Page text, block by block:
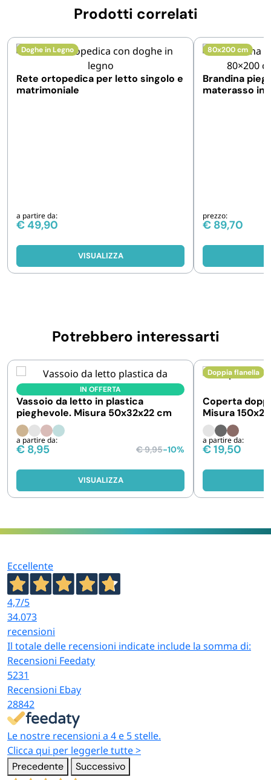
Prodotti correlati
Doghe in Legno
Rete ortopedica per letto singolo e
matrimoniale
a partire da:
€49,90
VISUALIZZA
80x200 cm
Brandina
materasso in
prezzo:
€ 89,70
Potrebbero interessarti
IN OFFERTA
Vassoio da letto in plastica
pieghevole. Misura 50x32x22 cm
a partire da:
€ 8,95 €9,95-10%
VISUALIZZA
Doppia flanella
Coperta
Misura
a partire da:
€19,50
Eccellente
4,7/5
34.073
recensioni
Il totale delle recensioni indicate include la somma di:
Recensioni Feedaty
5231
Recensioni Ebay
28842
Le nostre recensioni a 4 e 5 stelle.
Clicca qui per leggerle tutte >
Precedente Successivo